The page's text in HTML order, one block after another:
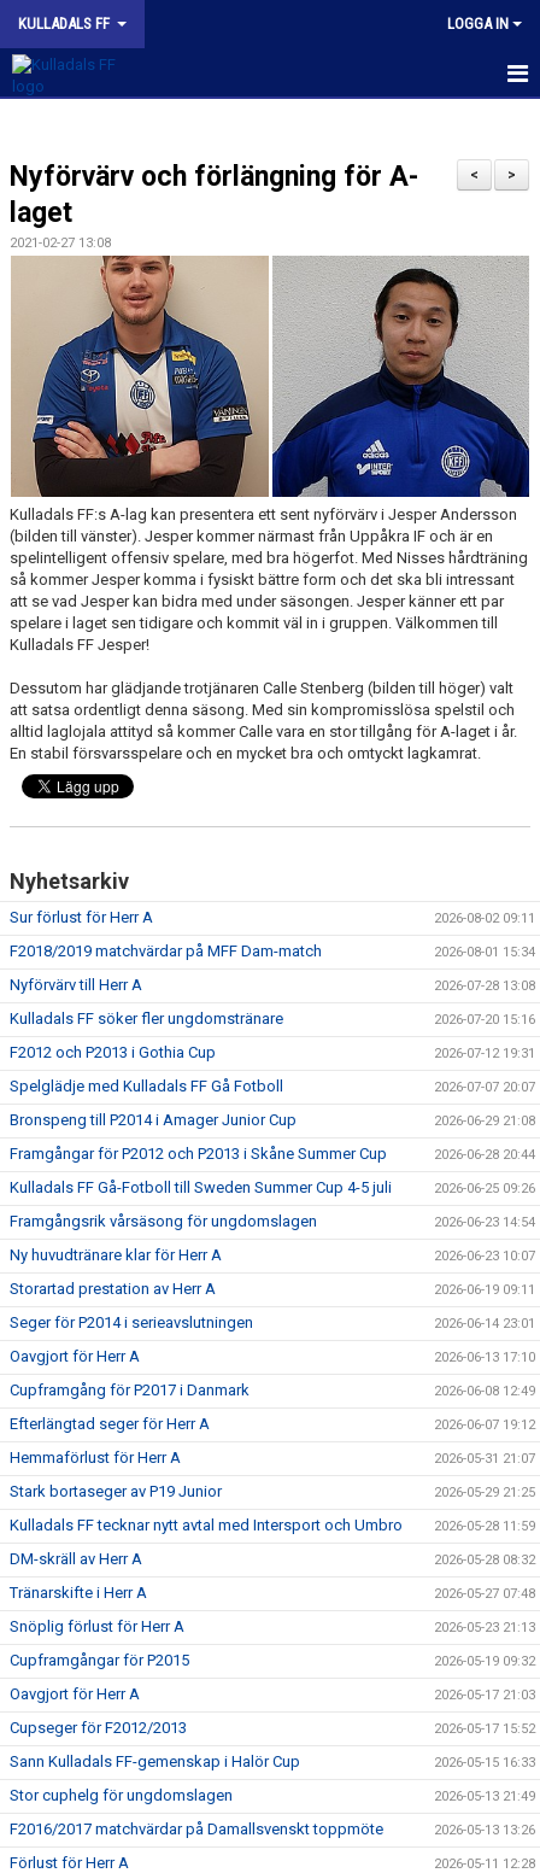
KULLADALS FF LOGGA IN
OM KLUBBEN
NYHETER
INFORMATION MED POLICY
DOKUMENT
BILDGALLERI
MATCHER
INBETALNING
PROFILKLÄDER
KFF FACEBOOK
KFF INSTAGRAM
MEDLEM INTRESSEANMÄLAN
>
<
Nyförvärv och förlängning för A-
laget
2021-02-27 13:08
Kulladals FF:s A-lag kan presentera ett sent nyförvärv i Jesper Andersson
(bilden till vänster). Jesper kommer närmast från Uppåkra IF och är en
spelintelligent offensiv spelare, med bra högerfot. Med Nisses hårdträning
så kommer Jesper komma i fysiskt bättre form och det ska bli intressant
att se vad Jesper kan bidra med under säsongen. Jesper känner ett par
spelare i laget sen tidigare och kommit väl in i gruppen. Välkommen till
Kulladals FF Jesper!
Dessutom har glädjande trotjänaren Calle Stenberg (bilden till höger) valt
att satsa ordentligt denna säsong. Med sin kompromisslösa spelstil och
alltid laglojala attityd så kommer Calle vara en stor tillgång för A-laget i år.
En stabil försvarsspelare och en mycket bra och omtyckt lagkamrat.
Nyhetsarkiv
Sur förlust för Herr A 2026-08-02 09:11
F2018/2019 matchvärdar på MFF Dam-match 2026-08-01 15:34
Nyförvärv till Herr A 2026-07-28 13:08
Kulladals FF söker fler ungdomstränare 2026-07-20 15:16
F2012 och P2013 i Gothia Cup 2026-07-12 19:31
Spelglädje med Kulladals FF Gå Fotboll 2026-07-07 20:07
Bronspeng till P2014 i Amager Junior Cup 2026-06-29 21:08
Framgångar för P2012 och P2013 i Skåne Summer Cup 2026-06-28 20:44
Kulladals FF Gå-Fotboll till Sweden Summer Cup 4-5 juli 2026-06-25 09:26
Framgångsrik vårsäsong för ungdomslagen 2026-06-23 14:54
Ny huvudtränare klar för Herr A 2026-06-23 10:07
Storartad prestation av Herr A 2026-06-19 09:11
Seger för P2014 i serieavslutningen 2026-06-14 23:01
Oavgjort för Herr A 2026-06-13 17:10
Cupframgång för P2017 i Danmark 2026-06-08 12:49
Efterlängtad seger för Herr A 2026-06-07 19:12
Hemmaförlust för Herr A 2026-05-31 21:07
Stark bortaseger av P19 Junior 2026-05-29 21:25
Kulladals FF tecknar nytt avtal med Intersport och Umbro 2026-05-28 11:59
DM-skräll av Herr A 2026-05-28 08:32
Tränarskifte i Herr A 2026-05-27 07:48
Snöplig förlust för Herr A 2026-05-23 21:13
Cupframgångar för P2015 2026-05-19 09:32
Oavgjort för Herr A 2026-05-17 21:03
Cupseger för F2012/2013 2026-05-17 15:52
Sann Kulladals FF-gemenskap i Halör Cup 2026-05-15 16:33
Stor cuphelg för ungdomslagen 2026-05-13 21:49
F2016/2017 matchvärdar på Damallsvenskt toppmöte 2026-05-13 13:26
Förlust för Herr A 2026-05-11 12:28